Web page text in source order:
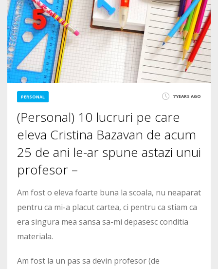
PERSONAL 7 YEARS AGO
(Personal) 10 lucruri pe care
eleva Cristina Bazavan de acum
25 de ani le-ar spune astazi unui
profesor –
Am fost o eleva foarte buna la scoala, nu neaparat
pentru ca mi-a placut cartea, ci pentru ca stiam ca
era singura mea sansa sa-mi depasesc conditia
materiala.
Am fost la un pas sa devin profesor (de